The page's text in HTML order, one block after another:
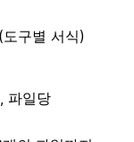
구별 서식)
파일당